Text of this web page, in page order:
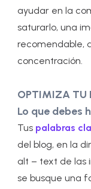
ayudar en la
saturarlo, una
recomendable,
concentración.
OPTIMIZA TU
Lo que debes
Tus palabras
del blog, en la
alt – text de las
se busque una